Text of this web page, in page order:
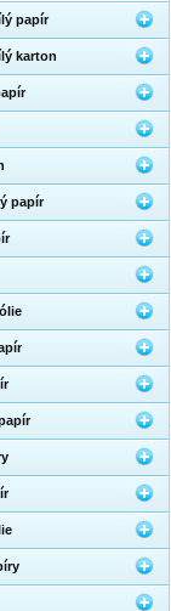
papír
karton
papír